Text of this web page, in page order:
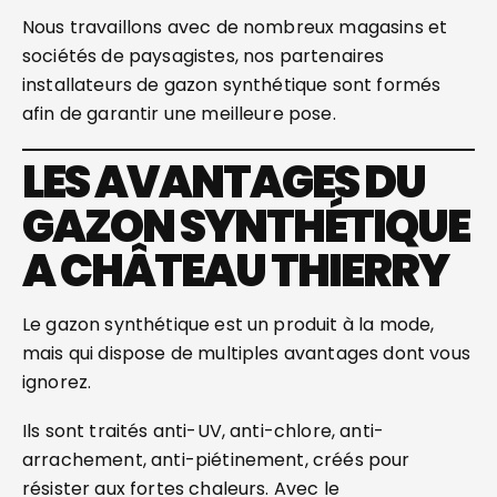
Nous travaillons avec de nombreux magasins et
sociétés de paysagistes, nos partenaires
installateurs de gazon synthétique sont formés
afin de garantir une meilleure pose.
LES AVANTAGES DU
GAZON SYNTHÉTIQUE
A CHÂTEAU THIERRY
Le gazon synthétique est un produit à la mode,
mais qui dispose de multiples avantages dont vous
ignorez.
Ils sont traités anti-UV, anti-chlore, anti-
arrachement, anti-piétinement, créés pour
résister aux fortes chaleurs. Avec le